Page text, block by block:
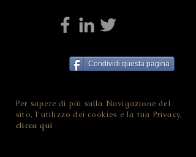
Per sapere di più sulla Navigazione del